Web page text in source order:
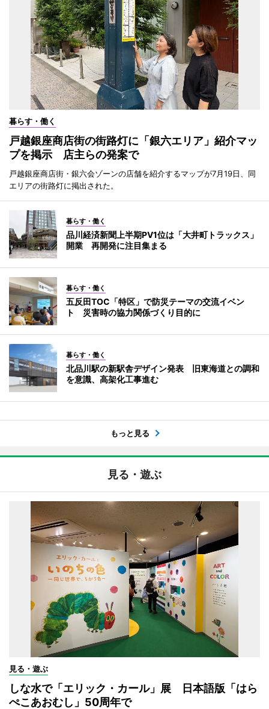
暮らす・働く
戸越銀座商店街の街路灯に「銀六エリア」紹介マッ
プを掲示 店主らの発案で
戸越銀座商店街・銀六会ゾーンの店舗を紹介するマップが7月19日、同
エリアの街路灯に掲出された。
暮らす・働く
品川経済新聞上半期PV1位は「大井町トラックス」
開業 再開発に注目集まる
暮らす・働く
五反田TOC「特区」で防災テーマの交流イベン
ト 災害時の協力関係づくり目的に
暮らす・働く
北品川駅の新駅舎デザイン発表 旧東海道との調和
を意識、高架化工事進む
もっと見る
見る・遊ぶ
見る・遊ぶ
しな水で「エリック・カール」展 日本語版「はら
ぺこあおむし」50周年で